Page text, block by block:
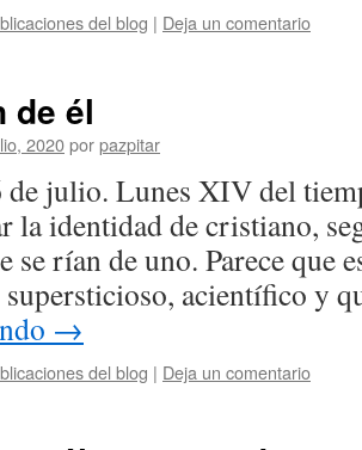
del blog | Deja un comentario
de él
2020porpazpitar
de julio. Lunes XIV del
la identidad de cristiano,
se rían de uno. Parece que
acientífico y
→
del blog | Deja un comentario